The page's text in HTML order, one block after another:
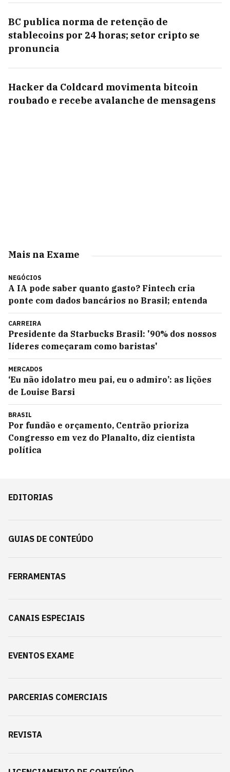
BC publica norma de retenção de
stablecoins por 24 horas; setor cripto se
pronuncia
Hacker da Coldcard movimenta bitcoin
roubado e recebe avalanche de mensagens
Mais na Exame
NEGÓCIOS
A IA pode saber quanto gasto? Fintech cria
ponte com dados bancários no Brasil; entenda
CARREIRA
Presidente da Starbucks Brasil: '90% dos nossos
líderes começaram como baristas'
MERCADOS
‘Eu não idolatro meu pai, eu o admiro’: as lições
de Louise Barsi
BRASIL
Por fundão e orçamento, Centrão prioriza
Congresso em vez do Planalto, diz cientista
política
EDITORIAS
GUIAS DE CONTEÚDO
FERRAMENTAS
CANAIS ESPECIAIS
EVENTOS EXAME
PARCERIAS COMERCIAIS
REVISTA